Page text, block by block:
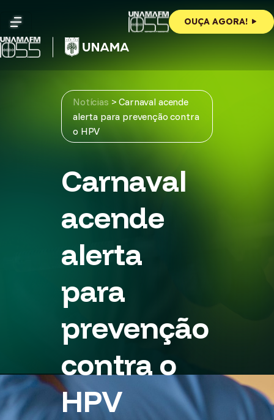
content
OUÇA AGORA!
Notícias >Carnaval acende
alerta para prevenção contra
o HPV
Carnaval
acende
alerta
para
prevenção
contra o
HPV